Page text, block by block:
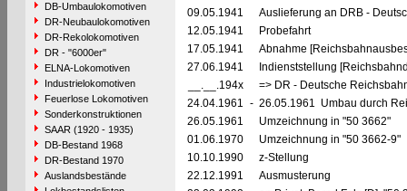
DB-Umbaulokomotiven
DR-Neubaulokomotiven
DR-Rekolokomotiven
DR - "6000er"
ELNA-Lokomotiven
Industrielokomotiven
Feuerlose Lokomotiven
Sonderkonstruktionen
SAAR (1920 - 1935)
DB-Bestand 1968
DR-Bestand 1970
Auslandsbestände
09.05.1941
Auslieferung an DRB -
12.05.1941
Probefahrt
17.05.1941
Abnahme
27.06.1941
Indienststellung
__.__.194x
=> DR - Deutsche
24.04.1961 - 26.05.1961 Umbau durch
26.05.1961
Umzeichnung in "50 3662"
01.06.1970
Umzeichnung in "50 3662-9"
10.10.1990
z-Stellung
22.12.1991
Ausmusterung